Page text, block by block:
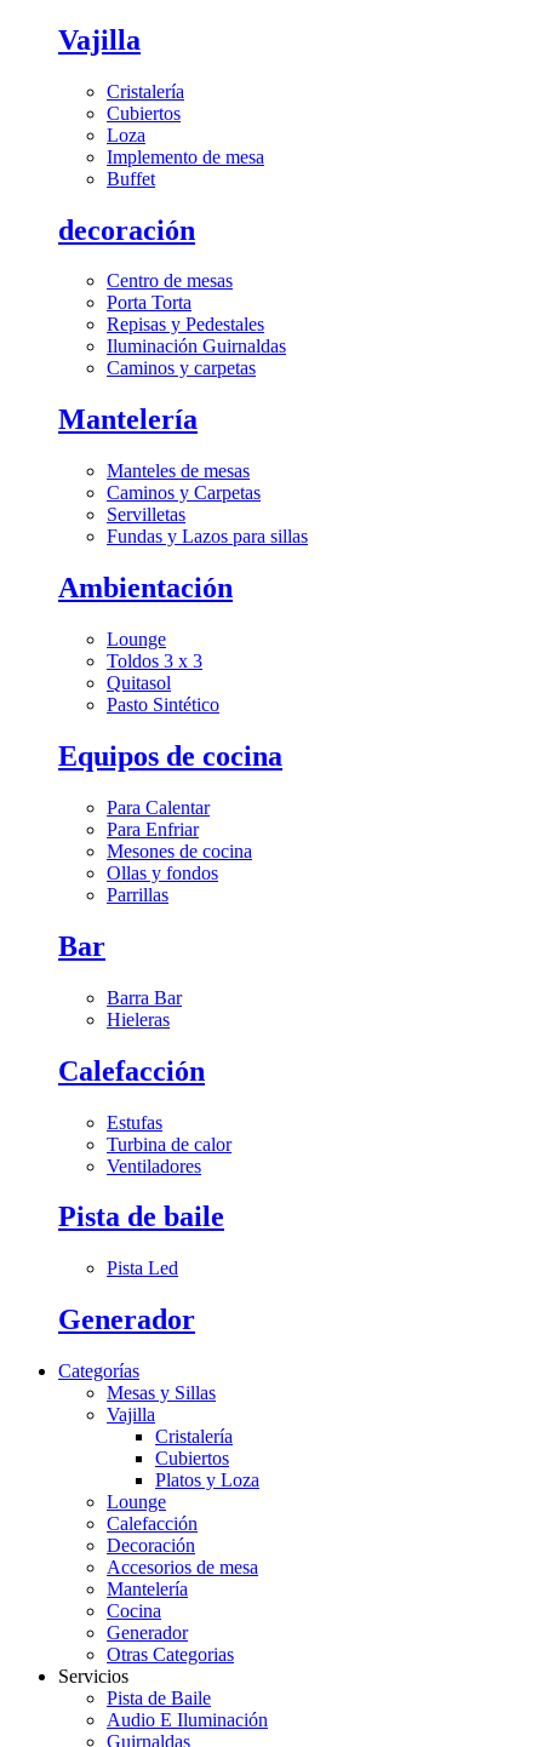
Vajilla
Cristalería
Cubiertos
Loza
Implemento de mesa
Buffet
decoración
Centro de mesas
Porta Torta
Repisas y Pedestales
Iluminación Guirnaldas
Caminos y carpetas
Mantelería
Manteles de mesas
Caminos y Carpetas
Servilletas
Fundas y Lazos para sillas
Ambientación
Lounge
Toldos 3 x 3
Quitasol
Pasto Sintético
Equipos de cocina
Para Calentar
Para Enfriar
Mesones de cocina
Ollas y fondos
Parrillas
Bar
Barra Bar
Hieleras
Calefacción
Estufas
Turbina de calor
Ventiladores
Pista de baile
Pista Led
Generador
Categorías
Mesas y Sillas
Vajilla
Cristalería
Cubiertos
Platos y Loza
Lounge
Calefacción
Decoración
Accesorios de mesa
Mantelería
Cocina
Generador
Otras Categorias
Servicios
Pista de Baile
Audio E Iluminación
Guirnaldas